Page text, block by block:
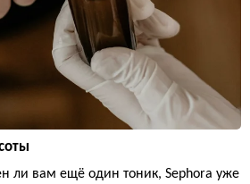
ли вам ещё один тоник, Sephora уже